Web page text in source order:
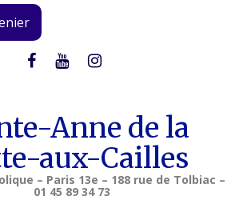
Anne de la
aux-Cailles
– Paris 13e – 188 rue de Tolbiac –
01 45 89 34 73